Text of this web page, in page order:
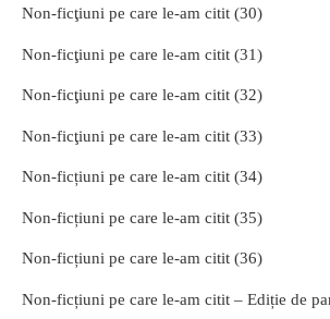
Non-ficţiuni pe care le-am citit (30)
Non-ficţiuni pe care le-am citit (31)
Non-ficţiuni pe care le-am citit (32)
Non-ficţiuni pe care le-am citit (33)
Non-ficțiuni pe care le-am citit (34)
Non-ficțiuni pe care le-am citit (35)
Non-ficțiuni pe care le-am citit (36)
Non-ficțiuni pe care le-am citit – Ediție de